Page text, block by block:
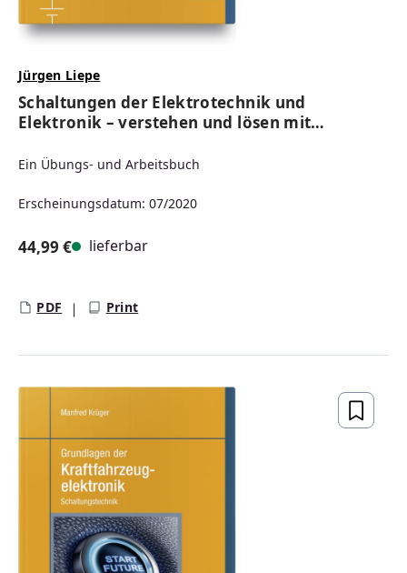
Jürgen Liepe
Schaltungen der Elektrotechnik und
Elektronik – verstehen und lösen mit
Ein Übungs- und Arbeitsbuch
Erscheinungsdatum: 07/2020
44,99 € lieferbar
PDF Print